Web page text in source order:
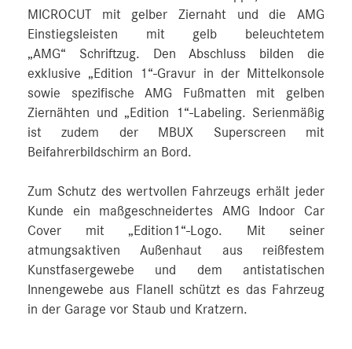
MICROCUT mit gelber Ziernaht und die AMG
Einstiegsleisten mit gelb beleuchtetem
„AMG“ Schriftzug. Den Abschluss bilden die
exklusive „Edition 1“-Gravur in der Mittelkonsole
sowie spezifische AMG Fußmatten mit gelben
Ziernähten und „Edition 1“-Labeling. Serienmäßig
ist zudem der MBUX Superscreen mit
Beifahrerbildschirm an Bord.
Zum Schutz des wertvollen Fahrzeugs erhält jeder
Kunde ein maßgeschneidertes AMG Indoor Car
Cover mit „Edition1“-Logo. Mit seiner
atmungsaktiven Außenhaut aus reißfestem
Kunstfasergewebe und dem antistatischen
Innengewebe aus Flanell schützt es das Fahrzeug
in der Garage vor Staub und Kratzern.